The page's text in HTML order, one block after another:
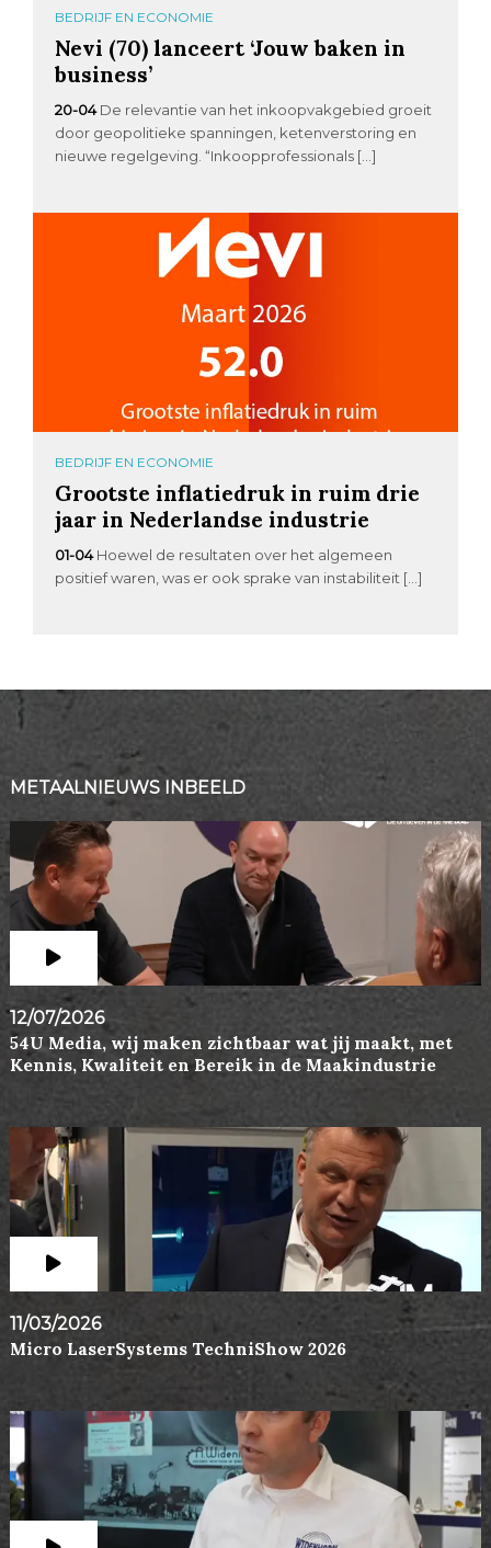
BEDRIJF EN ECONOMIE
Nevi (70) lanceert ‘Jouw baken in
business’
20-04 De relevantie van het inkoopvakgebied groeit
door geopolitieke spanningen, ketenverstoring en
nieuwe regelgeving. “Inkoopprofessionals […]
BEDRIJF EN ECONOMIE
Grootste inflatiedruk in ruim drie
jaar in Nederlandse industrie
01-04 Hoewel de resultaten over het algemeen
positief waren, was er ook sprake van instabiliteit […]
METAALNIEUWS INBEELD
12/07/2026
54U Media, wij maken zichtbaar wat jij maakt, met
Kennis, Kwaliteit en Bereik in de Maakindustrie
11/03/2026
Micro LaserSystems TechniShow 2026